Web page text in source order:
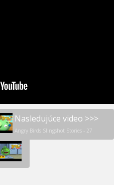
Nasledujúce video >>>
Angry Birds Slingshot Stories - 27